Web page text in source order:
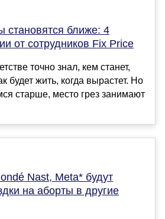
становятся ближе: 4
от сотрудников Fix Price
точно знал, кем станет,
будет жить, когда вырастет. Но
старше, место грез занимают
Nast, Meta* будут
на аборты в другие